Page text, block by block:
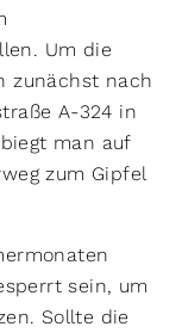
Um die
zunächst nach
A-324 in
man auf
zum Gipfel
sein, um
Sollte die